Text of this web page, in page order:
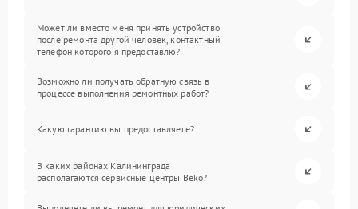
Может ли вместо меня принять устройство
после ремонта другой человек, контактный
телефон которого я предоставлю?
Возможно ли получать обратную связь в
процессе выполнения ремонтных работ?
Какую гарантию вы предоставляете?
В каких районах Калининграда
располагаются сервисные центры Beko?